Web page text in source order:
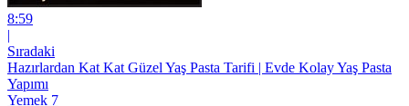
8:59
|
Sıradaki
Hazırlardan Kat Kat Güzel Yaş Pasta Tarifi | Evde Kolay Yaş Pasta
Yapımı
Yemek 7